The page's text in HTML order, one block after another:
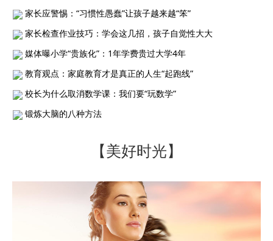
家长应警惕：“习惯性愚蠢”让孩子越来越“笨”
家长检查作业技巧：学会这几招，孩子自觉性大大
媒体曝小学“贵族化”：1年学费贵过大学4年
教育观点：家庭教育才是真正的人生“起跑线”
校长为什么取消数学课：我们要“玩数学”
锻炼大脑的八种方法
【美好时光】